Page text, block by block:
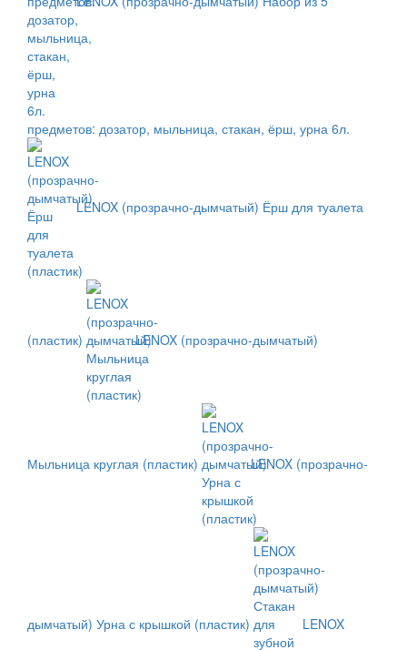
предметов: дозатор, мыльница, стакан, ёрш, урна 6л.
LENOX (прозрачно-дымчатый) Ёрш для туалета
(пластик) LENOX (прозрачно-дымчатый)
Мыльница круглая (пластик) LENOX (прозрачно-
дымчатый) Урна с крышкой (пластик) LENOX